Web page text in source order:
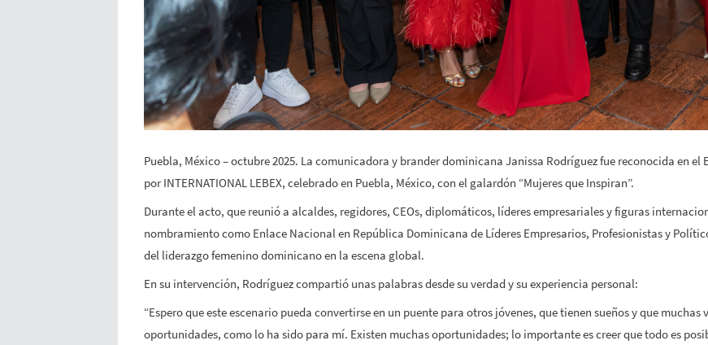
Puebla, México – octubre 2025. La comunicadora y brander dominicana Janissa Rodríguez fue reconocida en
por INTERNATIONAL LEBEX, celebrado en Puebla, México, con el galardón “Mujeres que Inspiran”.
Durante el acto, que reunió a alcaldes, regidores, CEOs, diplomáticos, líderes empresariales y figuras
nombramiento como Enlace Nacional en República Dominicana de Líderes Empresarios, Profesionistas y
del liderazgo femenino dominicano en la escena global.
En su intervención, Rodríguez compartió unas palabras desde su verdad y su experiencia personal:
“Espero que este escenario pueda convertirse en un puente para otros jóvenes, que tienen sueños y que muchas
oportunidades, como lo ha sido para mí. Existen muchas oportunidades; lo importante es creer que todo es